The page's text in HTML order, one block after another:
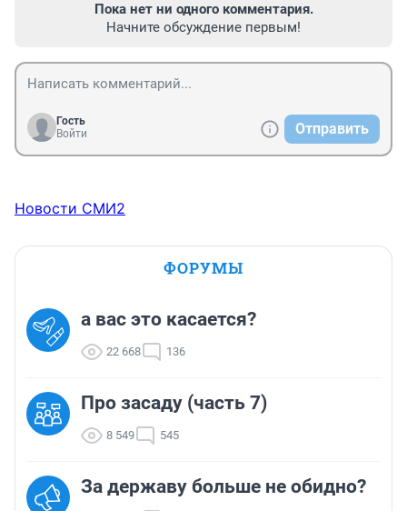
Пока нет ни одного комментария.
Начните обсуждение первым!
Гость
Войти
Отправить
Новости СМИ2
ФОРУМЫ
а вас это касается?
22 668 136
Про засаду (часть 7)
8 549 545
За державу больше не обидно?